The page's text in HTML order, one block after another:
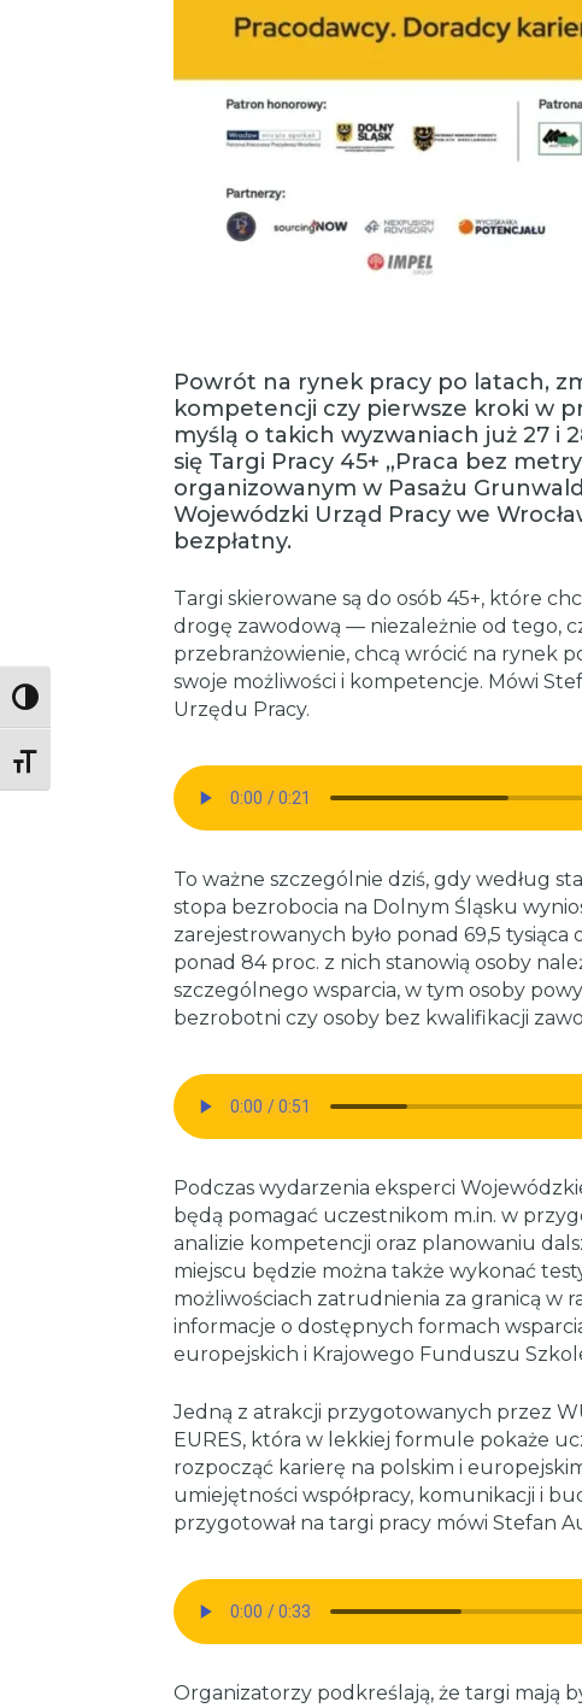
Toggle High Contrast
Toggle Font size
Powrót na rynek pracy po latach,
kompetencji czy pierwsze kroki w
myślą o takich wyzwaniach już 27 i
się Targi Pracy 45+ „Praca bez
organizowanym w Pasażu
Wojewódzki Urząd Pracy we
bezpłatny.
Targi skierowane są do osób 45+, które
drogę zawodową — niezależnie od tego,
przebranżowienie, chcą wrócić na rynek
swoje możliwości i kompetencje. Mówi
Urzędu Pracy.
To ważne szczególnie dziś, gdy według
stopa bezrobocia na Dolnym Śląsku
zarejestrowanych było ponad 69,5
ponad 84 proc. z nich stanowią osoby
szczególnego wsparcia, w tym osoby
bezrobotni czy osoby bez kwalifikacji
Podczas wydarzenia eksperci
będą pomagać uczestnikom m.in. w
analizie kompetencji oraz planowaniu
miejscu będzie można także wykonać
możliwościach zatrudnienia za granicą w
informacje o dostępnych formach
europejskich i Krajowego Funduszu
Jedną z atrakcji przygotowanych przez
EURES, która w lekkiej formule pokaże
rozpocząć karierę na polskim i
umiejętności współpracy, komunikacji i
przygotował na targi pracy mówi Stefan
Organizatorzy podkreślają, że targi mają